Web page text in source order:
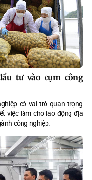
tư vào cụm công
có vai trò quan trọng
việc làm cho lao động địa
công nghiệp.